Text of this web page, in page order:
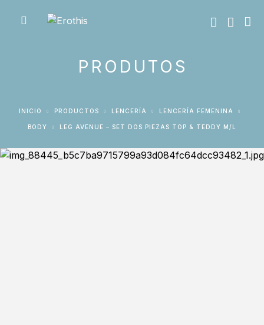
PRODUTOS
INICIO PRODUCTOS LENCERÍA LENCERÍA FEMENINA
BODY LEG AVENUE – SET DOS PIEZAS TOP & TEDDY M/L